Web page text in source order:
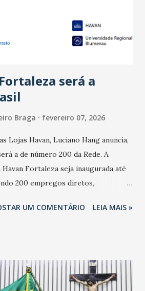
Já o percentual de
ficou em 19%, pouco abaixo
anterior. Outros 1% não existiam em
a outubro, o faturamento também
será a
Braga fevereiro 07, 2026
Lojas Havan, Luciano Hang anuncia,
a de número 200 da Rede. A
Fortaleza seja inaugurada até
200 empregos diretos,
não foi anunciada oficialmente, mas
UM COMENTÁRIO LEIA MAIS »